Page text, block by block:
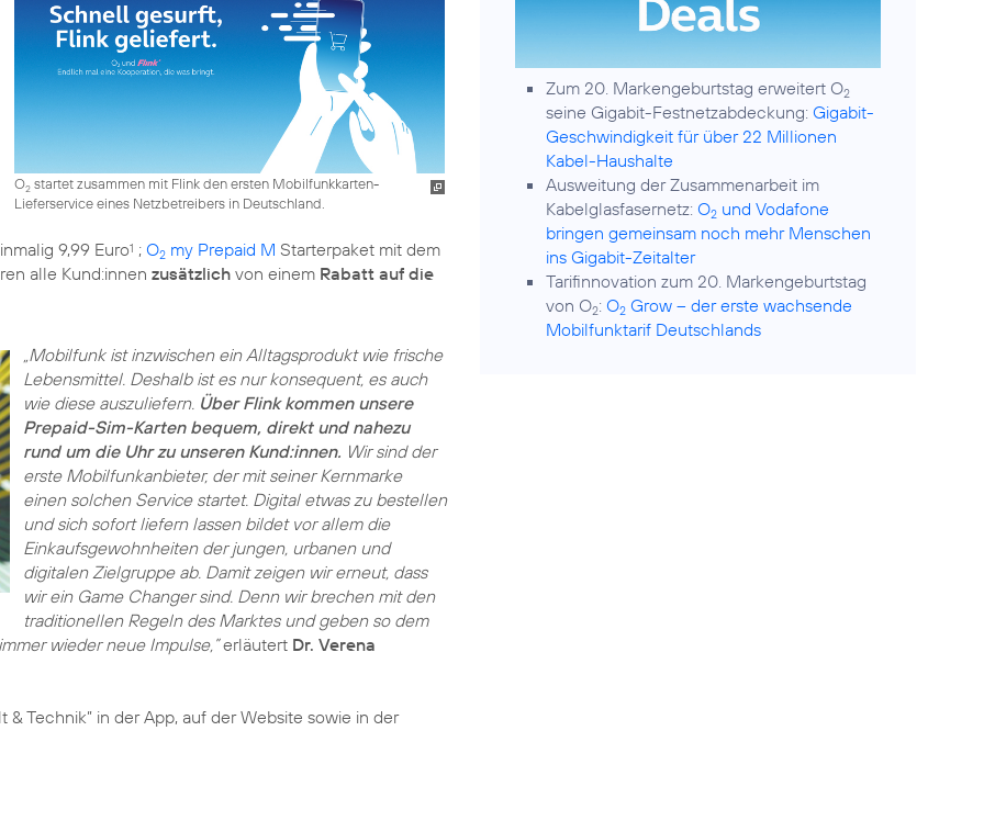
O2startet zusammen mit Flink den ersten Mobilfunkkarten-
Lieferservice eines Netzbetreibers in Deutschland.
9,99 Euro1 ; O2 my Prepaid M Starterpaket mit dem
alle Kund:innen zusätzlich von einem Rabatt auf die
„Mobilfunk ist inzwischen ein Alltagsprodukt wie frische
Lebensmittel. Deshalb ist es nur konsequent, es auch
wie diese auszuliefern. Über Flink kommen unsere
Prepaid-Sim-Karten bequem, direkt und nahezu
rund um die Uhr zu unseren Kund:innen. Wir sind der
erste Mobilfunkanbieter, der mit seiner Kernmarke
einen solchen Service startet. Digital etwas zu bestellen
und sich sofort liefern lassen bildet vor allem die
Einkaufsgewohnheiten der jungen, urbanen und
digitalen Zielgruppe ab. Damit zeigen wir erneut, dass
wir ein Game Changer sind. Denn wir brechen mit den
traditionellen Regeln des Marktes und geben so dem
wieder neue Impulse,”erläutert Dr. Verena
& Technik” in der App, auf der Website sowie in der
Zum 20. Markengeburtstag erweitert O2
seine Gigabit-Festnetzabdeckung:Gigabit-
Geschwindigkeit für über 22 Millionen
Kabel-Haushalte
Ausweitung der Zusammenarbeit im
Kabelglasfasernetz:O2 und Vodafone
bringen gemeinsam noch mehr Menschen
ins Gigabit-Zeitalter
Tarifinnovation zum 20. Markengeburtstag
von O2:O2 Grow – der erste wachsende
Mobilfunktarif Deutschlands